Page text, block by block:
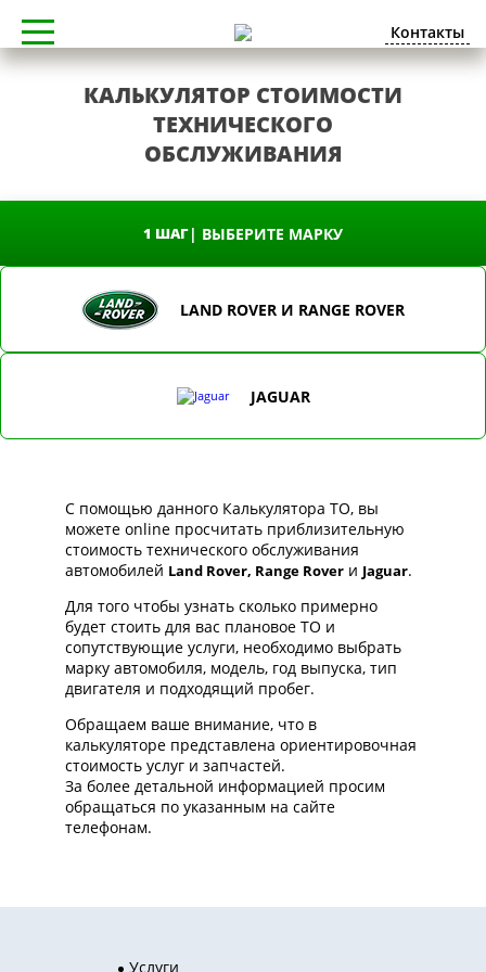
Контакты
КАЛЬКУЛЯТОР СТОИМОСТИ
ТЕХНИЧЕСКОГО
ОБСЛУЖИВАНИЯ
1 ШАГ| ВЫБЕРИТЕ МАРКУ
LAND ROVER И RANGE ROVER
JAGUAR
С помощью данного Калькулятора ТО, вы
можете online просчитать приблизительную
стоимость технического обслуживания
автомобилей Land Rover, Range Rover и Jaguar.
Для того чтобы узнать сколько примерно
будет стоить для вас плановое ТО и
сопутствующие услуги, необходимо выбрать
марку автомобиля, модель, год выпуска, тип
двигателя и подходящий пробег.
Обращаем ваше внимание, что в
калькуляторе представлена ориентировочная
стоимость услуг и запчастей.
За более детальной информацией просим
обращаться по указанным на сайте
телефонам.
Услуги